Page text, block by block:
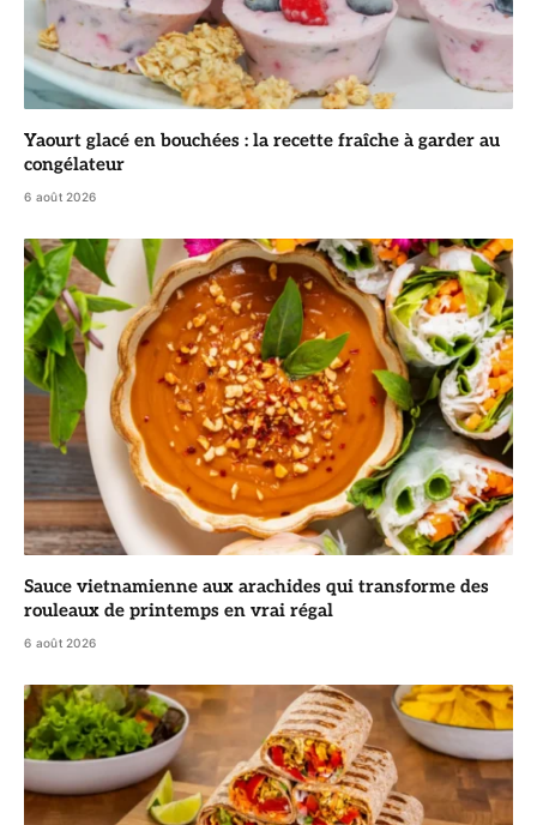
Yaourt glacé en bouchées : la recette fraîche à garder au
congélateur
6 août 2026
Sauce vietnamienne aux arachides qui transforme des
rouleaux de printemps en vrai régal
6 août 2026